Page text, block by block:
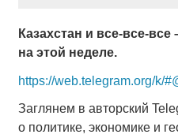
Казахстан и все-все-все
на этой неделе.
https://web.telegram.org/k/
Заглянем в авторский
о политике, экономике и